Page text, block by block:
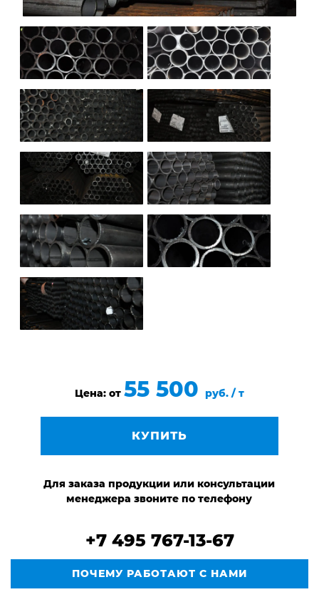
КОНТАКТЫ
Цена: от 55 500 руб. / т
КУПИТЬ
Для заказа продукции или консультации
менеджера звоните по телефону
+7 495 767-13-67
ПОЧЕМУ РАБОТАЮТ С НАМИ